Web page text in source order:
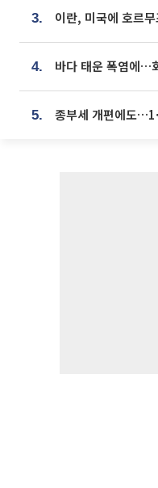
3.
4. 바다 태운 폭염에…
5.